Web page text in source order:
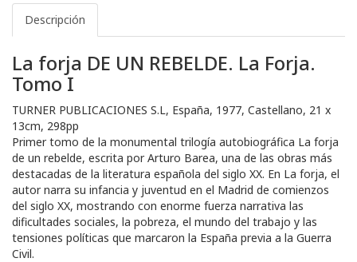
Descripción
La forja DE UN REBELDE. La Forja.
Tomo I
TURNER PUBLICACIONES S.L, España, 1977, Castellano, 21 x
13cm, 298pp
Primer tomo de la monumental trilogía autobiográfica La forja
de un rebelde, escrita por Arturo Barea, una de las obras más
destacadas de la literatura española del siglo XX. En La forja, el
autor narra su infancia y juventud en el Madrid de comienzos
del siglo XX, mostrando con enorme fuerza narrativa las
dificultades sociales, la pobreza, el mundo del trabajo y las
tensiones políticas que marcaron la España previa a la Guerra
Civil.